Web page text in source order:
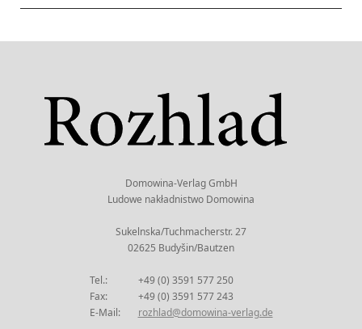
Domowina-Verlag GmbH
Ludowe nakładnistwo Domowina
Sukelnska/Tuchmacherstr. 27
02625 Budyšin/Bautzen
Tel.:
+49 (0) 3591 577 250
Fax:
+49 (0) 3591 577 243
E-Mail:
rozhlad@domowina-verlag.de